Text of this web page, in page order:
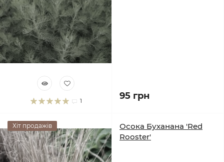
1 95 грн
Хіт продажів
Осока Буханана 'Red
Rooster'